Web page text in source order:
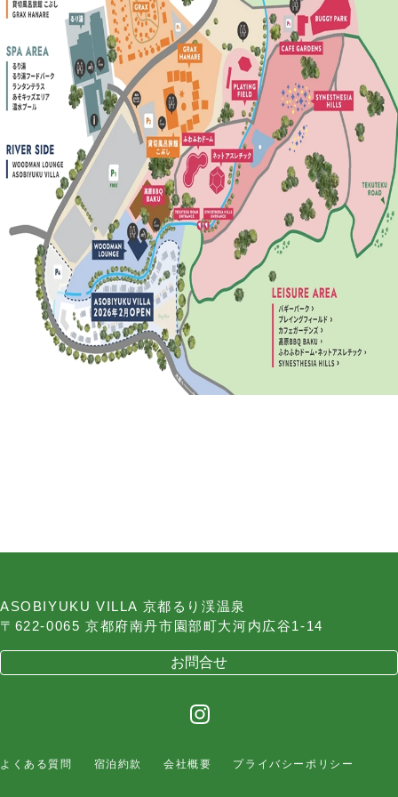
ASOBIYUKU VILLA 京都るり渓温泉
〒622-0065 京都府南丹市園部町大河内広谷1-14
お問合せ
よくある質問 宿泊約款 会社概要 プライバシーポリシー